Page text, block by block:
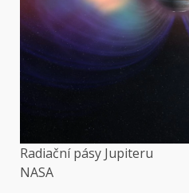
Radiační pásy Jupiteru
NASA